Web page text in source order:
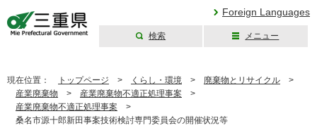
Foreign Languages
検索 メニュー
現在位置： トップページ > くらし・環境 > 廃棄物とリサイクル >
産業廃棄物 > 産業廃棄物不適正処理事案 >
産業廃棄物不適正処理事案 >
桑名市源十郎新田事案技術検討専門委員会の開催状況等